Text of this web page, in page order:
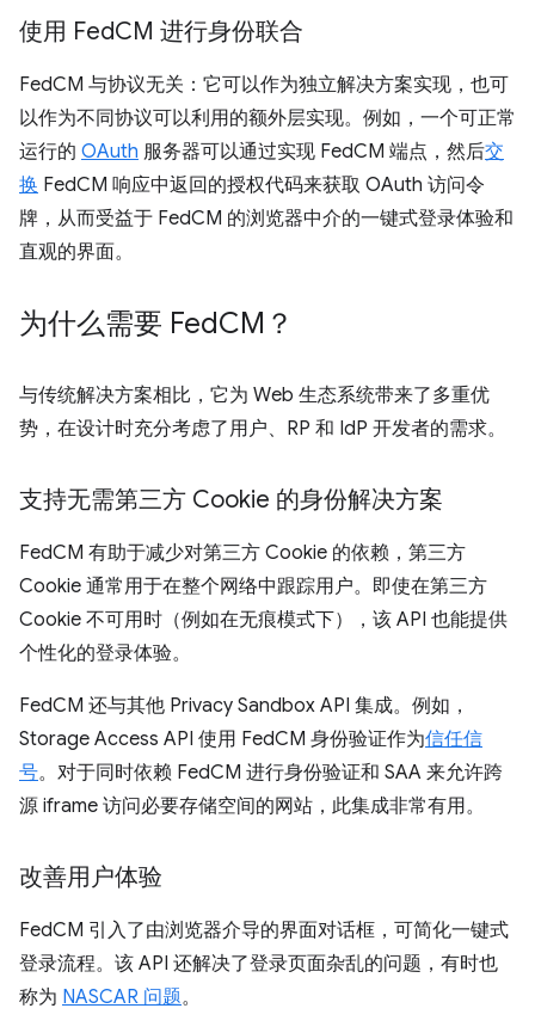
使用 FedCM 进行身份联合
FedCM 与协议无关：它可以作为独立解决方案实现，也可
以作为不同协议可以利用的额外层实现。例如，一个可正常
运行的 OAuth 服务器可以通过实现 FedCM 端点，然后交
换 FedCM 响应中返回的授权代码来获取 OAuth 访问令
牌，从而受益于 FedCM 的浏览器中介的一键式登录体验和
直观的界面。
为什么需要 FedCM？
与传统解决方案相比，它为 Web 生态系统带来了多重优
势，在设计时充分考虑了用户、RP 和 IdP 开发者的需求。
支持无需第三方 Cookie 的身份解决方案
FedCM 有助于减少对第三方 Cookie 的依赖，第三方
Cookie 通常用于在整个网络中跟踪用户。即使在第三方
Cookie 不可用时（例如在无痕模式下），该 API 也能提供
个性化的登录体验。
FedCM 还与其他 Privacy Sandbox API 集成。例如，
Storage Access API 使用 FedCM 身份验证作为信任信
号。对于同时依赖 FedCM 进行身份验证和 SAA 来允许跨
源 iframe 访问必要存储空间的网站，此集成非常有用。
改善用户体验
FedCM 引入了由浏览器介导的界面对话框，可简化一键式
登录流程。该 API 还解决了登录页面杂乱的问题，有时也
称为 NASCAR 问题。